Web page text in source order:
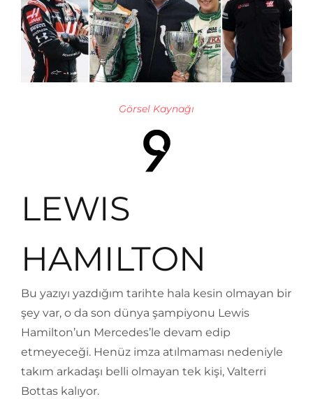
Görsel Kaynağı
LEWIS
HAMILTON
Bu yazıyı yazdığım tarihte hala kesin olmayan bir
şey var, o da son dünya şampiyonu Lewis
Hamilton’un Mercedes’le devam edip
etmeyeceği. Henüz imza atılmaması nedeniyle
takım arkadaşı belli olmayan tek kişi, Valterri
Bottas kalıyor.